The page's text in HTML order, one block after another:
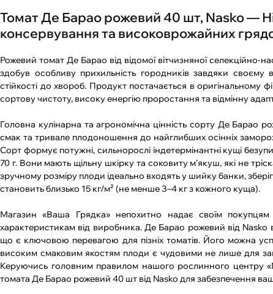
Томат Де Барао рожевий 40 шт, Nasko —
консервування та високоврожайних
Рожевий томат Де Барао від відомої вітчизняної селекційно-
здобув особливу прихильність городників завдяки
стійкості до хвороб. Продукт постачається в оригінальному
сортову чистоту, високу енергію проростання та відмінну
Головна кулінарна та агрономічна цінність сорту Де Барао
смак та тривале плодоношення до найглибших осінніх
Сорт формує потужні, сильнорослі індетермінантні кущі
70 г. Вони мають щільну шкірку та соковиту м'якуш, які не
зручному розміру плоди ідеально входять у шийку банки,
становить близько 15 кг/м² (не менше 3–4 кг з кожного куща).
Магазин «Ваша Грядка» непохитно надає своїм покупцям
характеристикам від виробника. Де Барао рожевий від Nasko
що є ключовою перевагою для пізніх томатів. Його можна
високим смаковим якостям плоди є чудовими не лише для
Керуючись головним правилом нашого рослинного центру
томата Де Барао рожевий 40 шт від Nasko для забезпечення